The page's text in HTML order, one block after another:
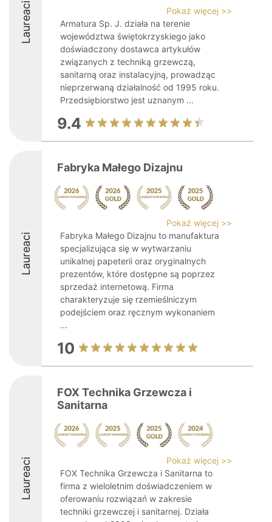
Laureaci
Pokaż więcej >>
Armatura Sp. J. działa na terenie
województwa świętokrzyskiego jako
doświadczony dostawca artykułów
związanych z techniką grzewczą,
sanitarną oraz instalacyjną, prowadząc
nieprzerwaną działalność od 1995 roku.
Przedsiębiorstwo jest uznanym ...
9.4
Laureaci
Fabryka Małego Dizajnu
Pokaż więcej >>
Fabryka Małego Dizajnu to manufaktura
specjalizująca się w wytwarzaniu
unikalnej papeterii oraz oryginalnych
prezentów, które dostępne są poprzez
sprzedaż internetową. Firma
charakteryzuje się rzemieślniczym
podejściem oraz ręcznym wykonaniem
...
10
Laureaci
FOX Technika Grzewcza i
Sanitarna
Pokaż więcej >>
FOX Technika Grzewcza i Sanitarna to
firma z wieloletnim doświadczeniem w
oferowaniu rozwiązań w zakresie
techniki grzewczej i sanitarnej. Działa